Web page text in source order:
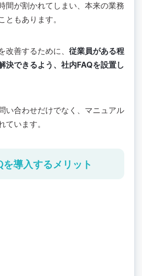
間が割かれてしまい、本来の業務
ともあります。
改善するために、 従業員がある程
決できるよう、社内FAQを設置し
い合わせだけでなく、マニュアル
ています。
を導入するメリット